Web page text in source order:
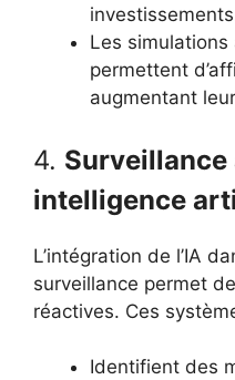
Les simulations
permettent
augmentant
4.
intelligence
L’intégration de l’IA
surveillance permet
réactives. Ces
Identifient des